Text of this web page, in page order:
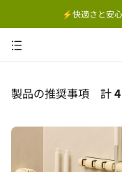
⚡快適さと安
製品の推奨事項 計4
価格
おすすめ順